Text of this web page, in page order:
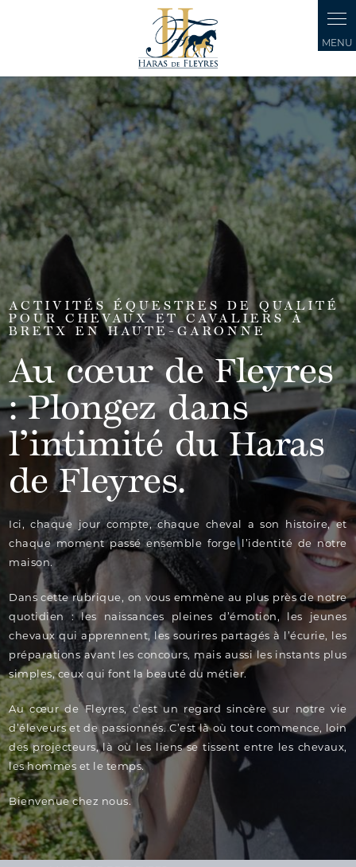
ACTIVITÉS ÉQUESTRES DE QUALITÉ
POUR CHEVAUX ET CAVALIERS À
BRETX EN HAUTE-GARONNE
Au cœur de Fleyres
: Plongez dans
l’intimité du Haras
de Fleyres.
Ici, chaque jour compte, chaque cheval a son histoire, et
chaque moment passé ensemble forge l’identité de notre
maison.
Dans cette rubrique, on vous emmène au plus près de notre
quotidien : les naissances pleines d’émotion, les jeunes
chevaux qui apprennent, les sourires partagés à l’écurie, les
préparations avant les concours, mais aussi les instants plus
simples, ceux qui font la beauté du métier.
Au cœur de Fleyres, c’est un regard sincère sur notre vie
d’éleveurs et de passionnés. C’est là où tout commence, loin
des projecteurs, là où les liens se tissent entre les chevaux,
les hommes et le temps.
Bienvenue chez nous.